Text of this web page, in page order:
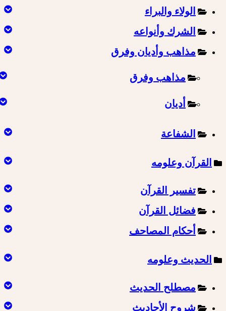
الولاء والبراء
الشرك وأنواعه
مذاهب وأديان وفرق
مذاهب وفرق
أديان
الشفاعة
القرآن وعلومه
تفسير القرآن
فضائل القرآن
أحكام المصاحف
الحديث وعلومه
مصطلح الحديث
شروح الأحاديث